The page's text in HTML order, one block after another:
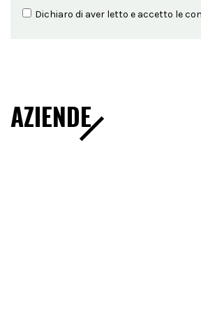
Dichiaro di aver letto e accetto le
AZIENDE